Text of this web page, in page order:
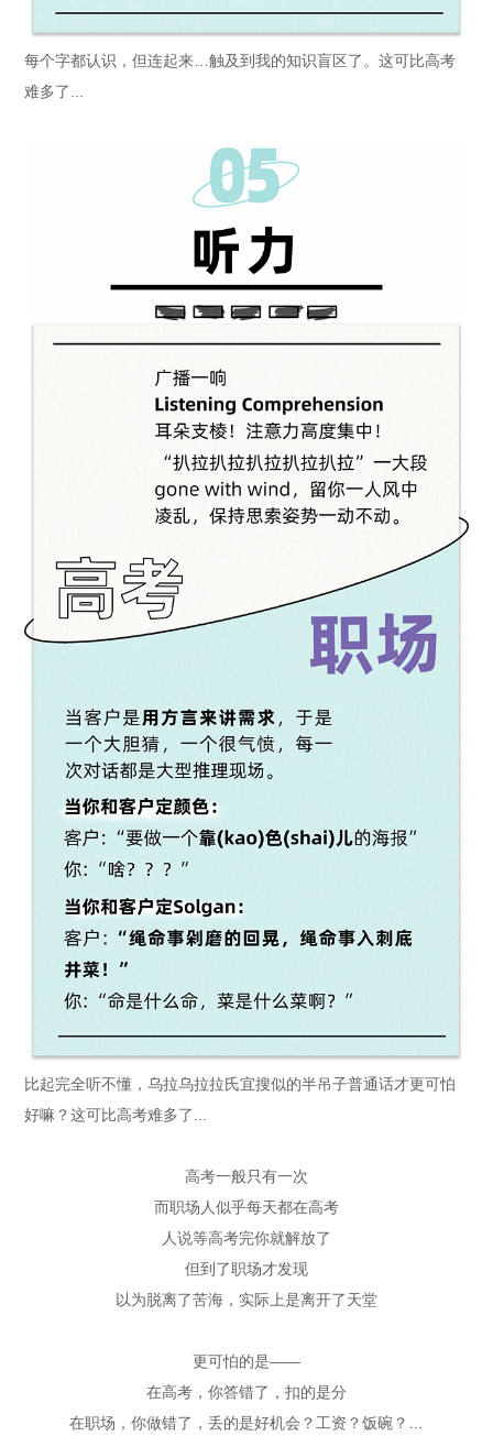
每个字都认识，但连起来…触及到我的知识盲区了。这可比高考
难多了...
比起完全听不懂，乌拉乌拉拉氏宜搜似的半吊子普通话才更可怕
好嘛？这可比高考难多了...
高考一般只有一次
而职场人似乎每天都在高考
人说等高考完你就解放了
但到了职场才发现
以为脱离了苦海，实际上是离开了天堂
更可怕的是——
在高考，你答错了，扣的是分
在职场，你做错了，丢的是好机会？工资？饭碗？…